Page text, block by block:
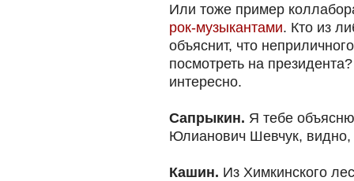
Или тоже пример
рок-музыкантами. Кто из
объяснит, что
посмотреть на
интересно.
Сапрыкин. Я тебе
Юлианович Шевчук,
Кашин. Из Химкинского